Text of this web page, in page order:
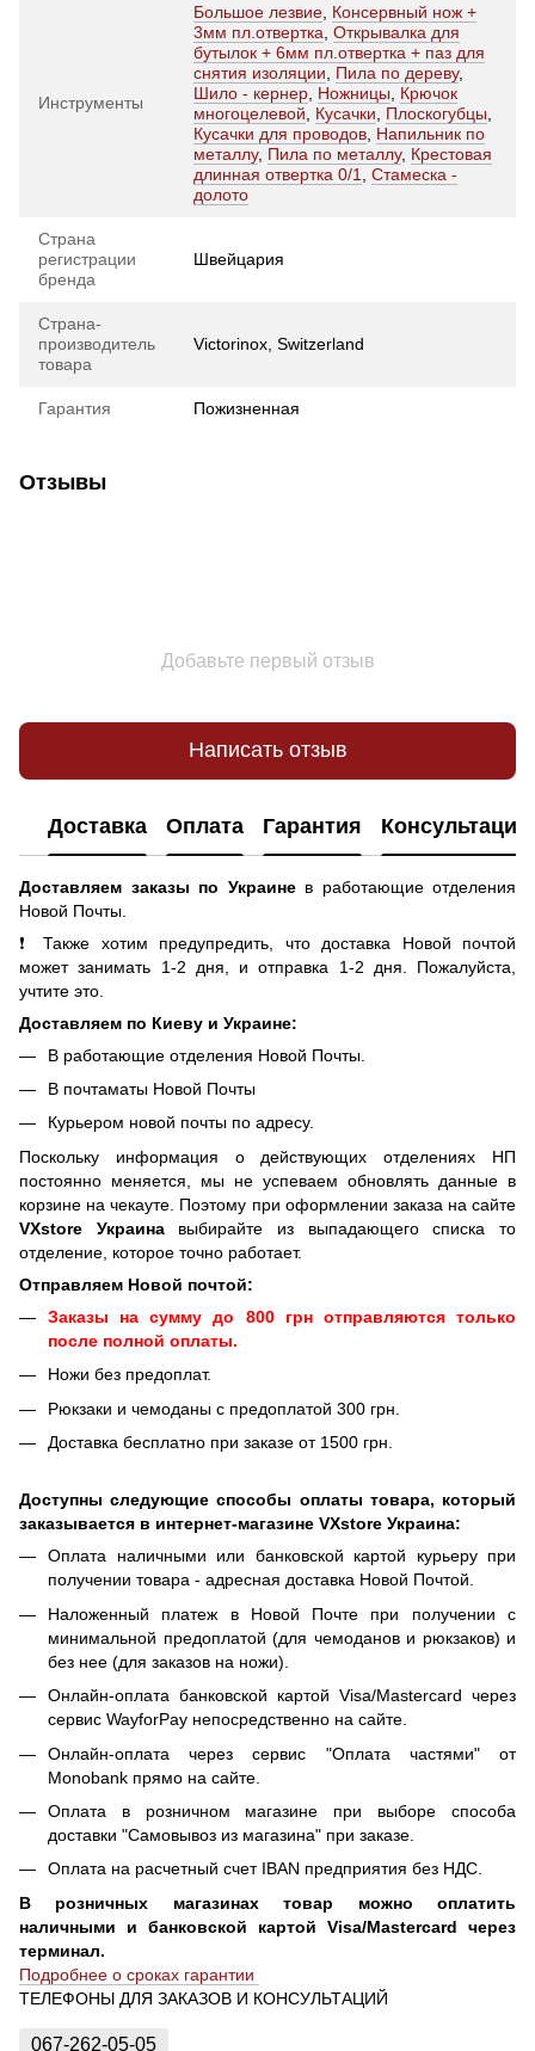
Инструменты
Большое лезвие Консервный нож +
3мм пл.отвертка Открывалка для
бутылок + 6мм пл.отвертка + паз для
снятия изоляции
Пила по дереву,
Шило - кернер Ножницы
Крючок
многоцелевой
Кусачки Плоскогубцы
Кусачки для проводов Напильник по
металлу, Пила по металлу, Крестовая
длинная отвертка 0/1
Стамеска -
долото
Страна
регистрации
бренда
Швейцария
Страна-
производитель
товара
Victorinox, Switzerland
Гарантия Пожизненная
Отзывы
Добавьте первый отзыв
Написать отзыв
Доставка Оплата Гарантия Консультация
Доставляем заказы по Украине в работающие отделения
Новой Почты.
❗ Также хотим предупредить, что доставка Новой почтой
может занимать 1-2 дня, и отправка 1-2 дня. Пожалуйста,
учтите это.
Доставляем по Киеву и Украине:
В работающие отделения Новой Почты.
В почтаматы Новой Почты
Курьером новой почты по адресу.
Поскольку информация о действующих отделениях НП
постоянно меняется, мы не успеваем обновлять данные в
корзине на чекауте. Поэтому при оформлении заказа на сайте
VXstore Украинавыбирайте из выпадающего списка то
отделение, которое точно работает.
Отправляем Новой почтой:
Заказы на сумму до 800 грн отправляются только
после полной оплаты.
Ножи без предоплат.
Рюкзаки и чемоданы с предоплатой 300 грн.
Доставка бесплатно при заказе от 1500 грн.
Доступны следующие способы оплаты товара, который
заказывается в интернет-магазине VXstore Украина:
Оплата наличными или банковской картой курьеру при
получении товара - адресная доставка Новой Почтой.
Наложенный платеж в Новой Почте при получении с
минимальной предоплатой (для чемоданов и рюкзаков) и
без нее (для заказов на ножи).
Онлайн-оплата банковской картой Visa/Mastercard через
сервис WayforPay непосредственно на сайте.
Онлайн-оплата через сервис "Оплата частями" от
Monobank прямо на сайте.
Оплата в розничном магазине при выборе способа
доставки "Самовывоз из магазина" при заказе.
Оплата на расчетный счет IBAN предприятия без НДС.
В розничных магазинах товар можно оплатить
наличными и банковской картой Visa/Mastercard через
терминал.
Подробнее о сроках гарантии
ТЕЛЕФОНЫ ДЛЯ ЗАКАЗОВ И КОНСУЛЬТАЦИЙ
067-262-05-05